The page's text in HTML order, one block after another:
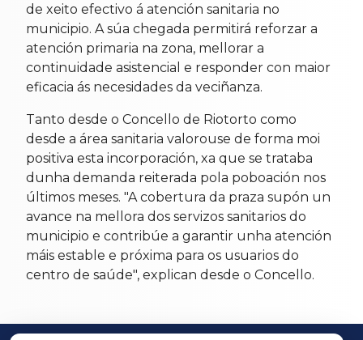
de xeito efectivo á atención sanitaria no
municipio. A súa chegada permitirá reforzar a
atención primaria na zona, mellorar a
continuidade asistencial e responder con maior
eficacia ás necesidades da veciñanza.
Tanto desde o Concello de Riotorto como
desde a área sanitaria valorouse de forma moi
positiva esta incorporación, xa que se trataba
dunha demanda reiterada pola poboación nos
últimos meses. "A cobertura da praza supón un
avance na mellora dos servizos sanitarios do
municipio e contribúe a garantir unha atención
máis estable e próxima para os usuarios do
centro de saúde", explican desde o Concello.